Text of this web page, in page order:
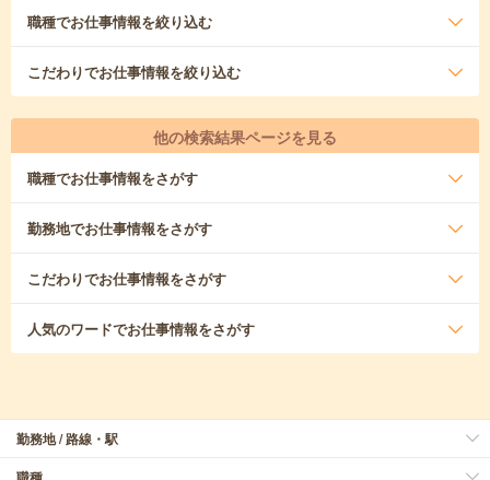
職種でお仕事情報を絞り込む
こだわりでお仕事情報を絞り込む
他の検索結果ページを見る
職種でお仕事情報をさがす
勤務地でお仕事情報をさがす
こだわりでお仕事情報をさがす
人気のワードでお仕事情報をさがす
勤務地 / 路線・駅